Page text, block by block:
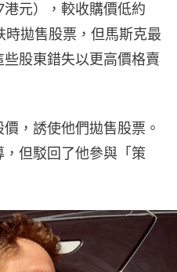
元），較收購價低約
拋售股票，但馬斯克最
股東錯失以更高價格賣
，誘使他們拋售股票。
但駁回了他參與「策